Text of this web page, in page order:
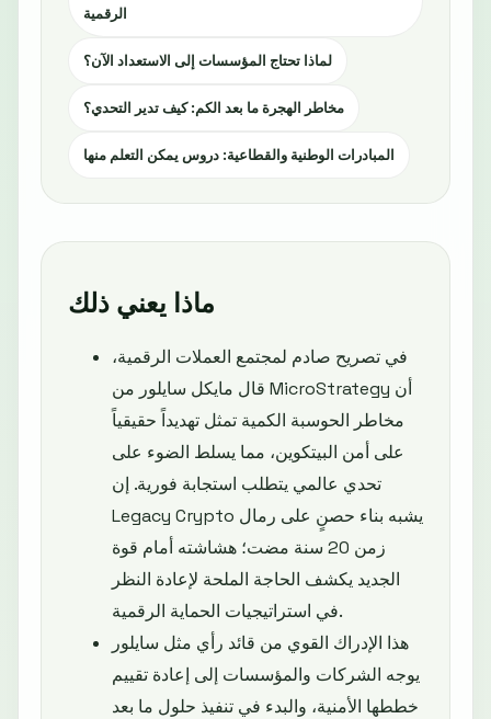
الرقمية
لماذا تحتاج المؤسسات إلى الاستعداد الآن؟
مخاطر الهجرة ما بعد الكم: كيف تدير التحدي؟
المبادرات الوطنية والقطاعية: دروس يمكن التعلم منها
ماذا يعني ذلك
في تصريح صادم لمجتمع العملات الرقمية،
قال مايكل سايلور من MicroStrategy أن
مخاطر الحوسبة الكمية تمثل تهديداً حقيقياً
على أمن البيتكوين، مما يسلط الضوء على
تحدي عالمي يتطلب استجابة فورية. إن
Legacy Crypto يشبه بناء حصنٍ على رمال
زمن 20 سنة مضت؛ هشاشته أمام قوة
الجديد يكشف الحاجة الملحة لإعادة النظر
في استراتيجيات الحماية الرقمية.
هذا الإدراك القوي من قائد رأي مثل سايلور
يوجه الشركات والمؤسسات إلى إعادة تقييم
خططها الأمنية، والبدء في تنفيذ حلول ما بعد